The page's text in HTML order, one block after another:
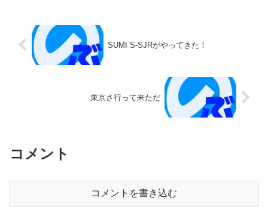
SUMI S-SJRがやってきた！
東京さ行って来ただ
コメント
コメントを書き込む